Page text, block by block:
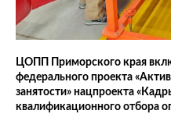
ЦОПП Приморского края
федерального проекта
занятости» нацпроекта
квалификационного отбора